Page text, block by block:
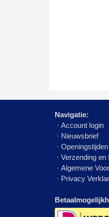
Navigatie:
·Account login
· Nieuwsbrief
·Openingstijden
·Verzending en
·Algemene
· Privacy